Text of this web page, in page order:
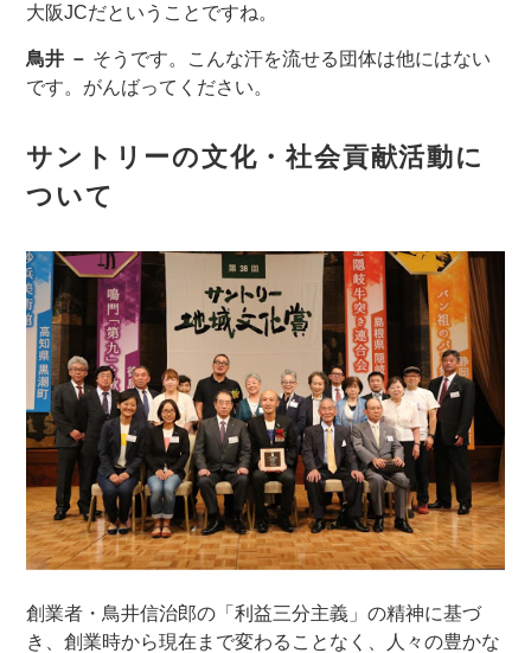
大阪JCだということですね。
鳥井 － そうです。こんな汗を流せる団体は他にはない
です。がんばってください。
サントリーの文化・社会貢献活動に
ついて
創業者・鳥井信治郎の「利益三分主義」の精神に基づ
き、創業時から現在まで変わることなく、人々の豊かな